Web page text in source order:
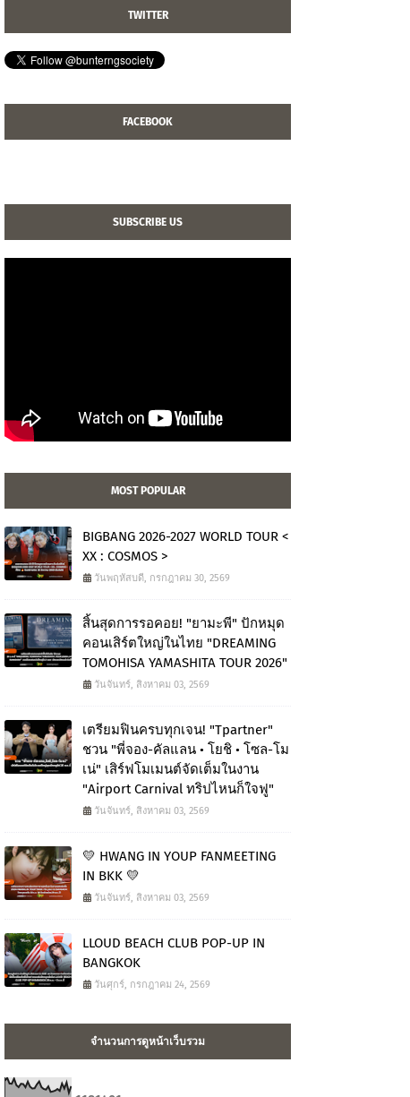
TWITTER
FACEBOOK
SUBSCRIBE US
MOST POPULAR
BIGBANG 2026-2027 WORLD TOUR <
XX : COSMOS >
วันพฤหัสบดี, กรกฎาคม 30, 2569
สิ้นสุดการรอคอย! "ยามะพี" ปักหมุด
คอนเสิร์ตใหญ่ในไทย "DREAMING
TOMOHISA YAMASHITA TOUR 2026"
วันจันทร์, สิงหาคม 03, 2569
เตรียมฟินครบทุกเจน! "Tpartner"
ชวน "พี่จอง-คัลแลน • โยชิ • โซล-โม
เน่" เสิร์ฟโมเมนต์จัดเต็มในงาน
"Airport Carnival ทริปไหนก็ใจฟู"
วันจันทร์, สิงหาคม 03, 2569
💛 HWANG IN YOUP FANMEETING
IN BKK 💛
วันจันทร์, สิงหาคม 03, 2569
LLOUD BEACH CLUB POP-UP IN
BANGKOK
วันศุกร์, กรกฎาคม 24, 2569
จำนวนการดูหน้าเว็บรวม